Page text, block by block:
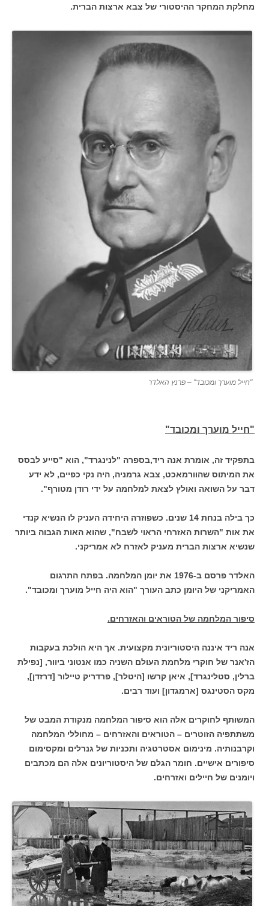
מחלקת המחקר ההיסטורי של צבא ארצות הברית.
"חייל מוערך ומכובד" – פרנץ האלדר
"חייל מוערך ומכובד"
בתפקיד זה, אומרת אנה ריד,בספרה "לנינגרד", הוא "סייע לבסס
את המיתוס שהוורמאכט, צבא גרמניה, היה נקי כפיים, לא ידע
דבר על השואה ואולץ לצאת למלחמה על ידי רודן מטורף".
כך בילה בנחת 14 שנים. כשפוזרה היחידה העניק לו הנשיא קנדי
את אות "השרות האזרחי הראוי לשבח", שהוא האות הגבוה ביותר
שנשיא ארצות הברית מעניק לאזרח לא אמריקני.
האלדר פרסם ב-1976 את יומן המלחמה. בפתח התרגום
האמריקני של היומן כתב העורך "הוא היה חייל מוערך ומכובד".
סיפור המלחמה של הטוראים והאזרחים.
אנה ריד איננה היסטוריונית מקצועית. אך היא הולכת בעקבות
הז'אנר של חוקרי מלחמת העולם השניה כמו אנטוני ביוור, [נפילת
ברלין, סטלינגרד], איאן קרשו [היטלר], פרדריק טיילור [דרזדן],
מקס הסטינגס [ארמגדון] ועוד רבים.
המשותף לחוקרים אלה הוא סיפור המלחמה מנקודת המבט של
משתתפיה הזוטרים – הטוראים והאזרחים – מחוללי המלחמה
וקרבנותיה. מינימום אסטרטגיה ותכניות של גנרלים ומקסימום
סיפורים אישיים. חומר הגלם של היסטוריונים אלה הם מכתבים
ויומנים של חיילים ואזרחים.